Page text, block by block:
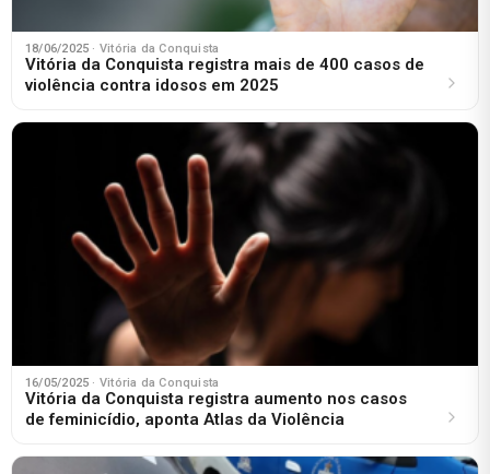
18/06/2025 · Vitória da Conquista
Vitória da Conquista registra mais de 400 casos de
violência contra idosos em 2025
16/05/2025 · Vitória da Conquista
Vitória da Conquista registra aumento nos casos
de feminicídio, aponta Atlas da Violência